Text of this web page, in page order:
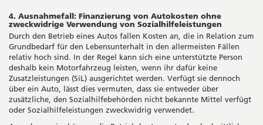
4. Ausnahmefall: Finanzierung von Autokosten ohne
zweckwidrige Verwendung von Sozialhilfeleistungen
Durch den Betrieb eines Autos fallen Kosten an, die in Relation zum
Grundbedarf für den Lebensunterhalt in den allermeisten Fällen
relativ hoch sind. In der Regel kann sich eine unterstützte Person
deshalb kein Motorfahrzeug leisten, wenn ihr dafür keine
Zusatzleistungen (SiL) ausgerichtet werden. Verfügt sie dennoch
über ein Auto, lässt dies vermuten, dass sie entweder über
zusätzliche, den Sozialhilfebehörden nicht bekannte Mittel verfügt
oder Sozialhilfeleistungen zweckwidrig verwendet.